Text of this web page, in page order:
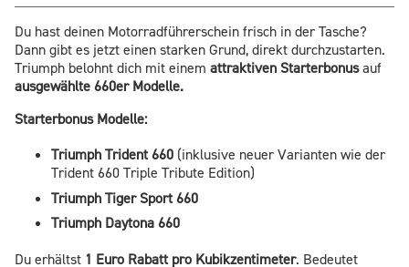
Du hast deinen Motorradführerschein frisch in der Tasche?
Dann gibt es jetzt einen starken Grund, direkt durchzustarten.
Triumph belohnt dich mit einem attraktiven Starterbonusauf
ausgewählte 660er Modelle.
Starterbonus Modelle:
Triumph Trident 660 (inklusive neuer Varianten wie der
Trident 660 Triple Tribute Edition)
Triumph Tiger Sport 660
Triumph Daytona 660
Du erhältst 1 Euro Rabatt pro Kubikzentimeter. Bedeutet